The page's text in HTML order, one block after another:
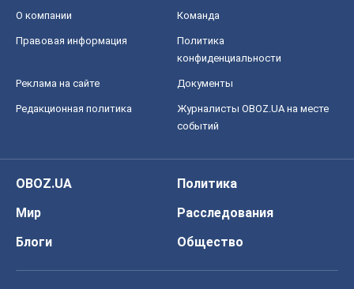
О компании Команда
Правовая информация
Политика
конфиденциальности
Реклама на сайте Документы
Редакционная политика
Журналисты OBOZ.UA на месте
событий
OBOZ.UA
Политика
Мир
Расследования
Блоги
Общество